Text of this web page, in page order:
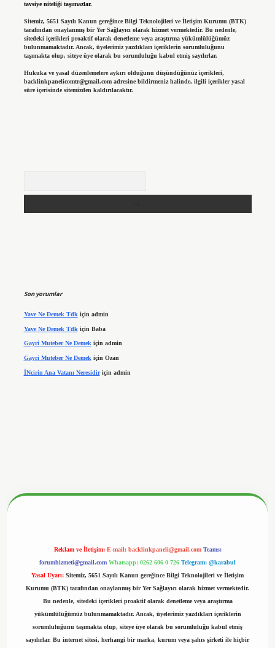
tavsiye niteliği taşımazlar.
Sitemiz, 5651 Sayılı Kanun gereğince Bilgi Teknolojileri ve İletişim Kurumu (BTK)
tarafından onaylanmış bir Yer Sağlayıcı olarak hizmet vermektedir. Bu nedenle,
sitedeki içerikleri proaktif olarak denetleme veya araştırma yükümlülüğümüz
bulunmamaktadır. Ancak, üyelerimiz yazdıkları içeriklerin sorumluluğunu
taşımakta olup, siteye üye olarak bu sorumluluğu kabul etmiş sayılırlar.
Hukuka ve yasal düzenlemelere aykırı olduğunu düşündüğünüz içerikleri,
backlinkpanelicomtr@gmail.comadresine bildirmeniz halinde, ilgili içerikler yasal
süre içerisinde sitemizden kaldırılacaktır.
Son yorumlar
Yave Ne Demek Tdk için admin
Yave Ne Demek Tdk için Baba
Gayri Muteber Ne Demekiçin admin
Gayri Muteber Ne Demek için Ozan
İNcirin Ana Vatanı Neresidiriçin admin
Reklam ve İletişim: E-mail: backlinkpaneli@gmail.com Teams:
forumhizmeti@gmail.com Whatsapp: 0262 606 0 726 Telegram: @karabul
Yasal Uyarı: Sitemiz, 5651 Sayılı Kanun gereğince Bilgi Teknolojileri ve İletişim
Kurumu (BTK) tarafından onaylanmış bir Yer Sağlayıcı olarak hizmet vermektedir.
Bu nedenle, sitedeki içerikleri proaktif olarak denetleme veya araştırma
yükümlülüğümüz bulunmamaktadır. Ancak, üyelerimiz yazdıkları içeriklerin
sorumluluğunu taşımakta olup, siteye üye olarak bu sorumluluğu kabul etmiş
sayılırlar. Bu internet sitesi, herhangi bir marka, kurum veya şahıs şirketi ile hiçbir